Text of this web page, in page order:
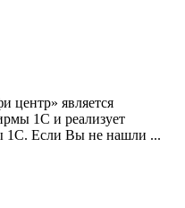
центр» является
1С и реализует
1С. Если Вы не нашли ...